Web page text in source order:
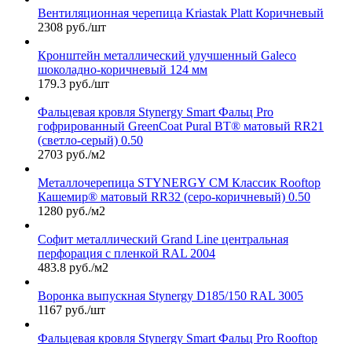
Вентиляционная черепица Kriastak Platt Коричневый
2308 руб./шт
Кронштейн металлический улучшенный Galeco
шоколадно-коричневый 124 мм
179.3 руб./шт
Фальцевая кровля Stynergy Smart Фальц Pro
гофрированный GreenCoat Pural BT® матовый RR21
(светло-серый) 0.50
2703 руб./м2
Металлочерепица STYNERGY СМ Классик Rooftop
Кашемир® матовый RR32 (серо-коричневый) 0.50
1280 руб./м2
Софит металлический Grand Line центральная
перфорация с пленкой RAL 2004
483.8 руб./м2
Воронка выпускная Stynergy D185/150 RAL 3005
1167 руб./шт
Фальцевая кровля Stynergy Smart Фальц Pro Rooftop